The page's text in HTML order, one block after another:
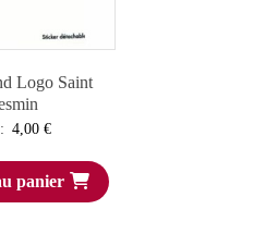
Logo Saint
4,00€
panier